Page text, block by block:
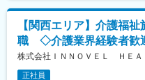
【関西エリア】介護福
職 ◇介護業界経験者歓
株式会社ＩＮＮＯＶＥＬ ＨＥＡ
正社員